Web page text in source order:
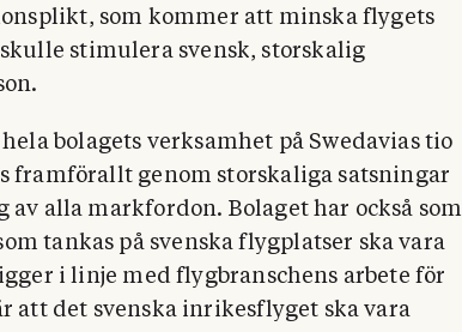
som kommer att minska flygets
stimulera svensk, storskalig
bolagets verksamhet på Swedavias tio
framförallt genom storskaliga satsningar
alla markfordon. Bolaget har också som
tankas på svenska flygplatser ska vara
i linje med flygbranschens arbete för
att det svenska inrikesflyget ska vara